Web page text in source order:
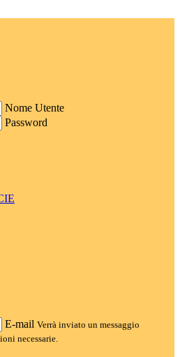
Nome Utente
Password
E-mail Verrà inviato un messaggio
necessarie.